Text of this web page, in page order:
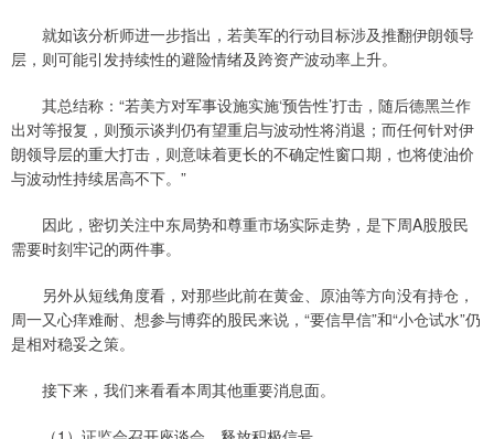
就如该分析师进一步指出，若美军的行动目标涉及推翻伊朗领导
层，则可能引发持续性的避险情绪及跨资产波动率上升。
其总结称：“若美方对军事设施实施‘预告性’打击，随后德黑兰作
出对等报复，则预示谈判仍有望重启与波动性将消退；而任何针对伊
朗领导层的重大打击，则意味着更长的不确定性窗口期，也将使油价
与波动性持续居高不下。”
因此，密切关注中东局势和尊重市场实际走势，是下周A股股民
需要时刻牢记的两件事。
另外从短线角度看，对那些此前在黄金、原油等方向没有持仓，
周一又心痒难耐、想参与博弈的股民来说，“要信早信”和“小仓试水”仍
是相对稳妥之策。
接下来，我们来看看本周其他重要消息面。